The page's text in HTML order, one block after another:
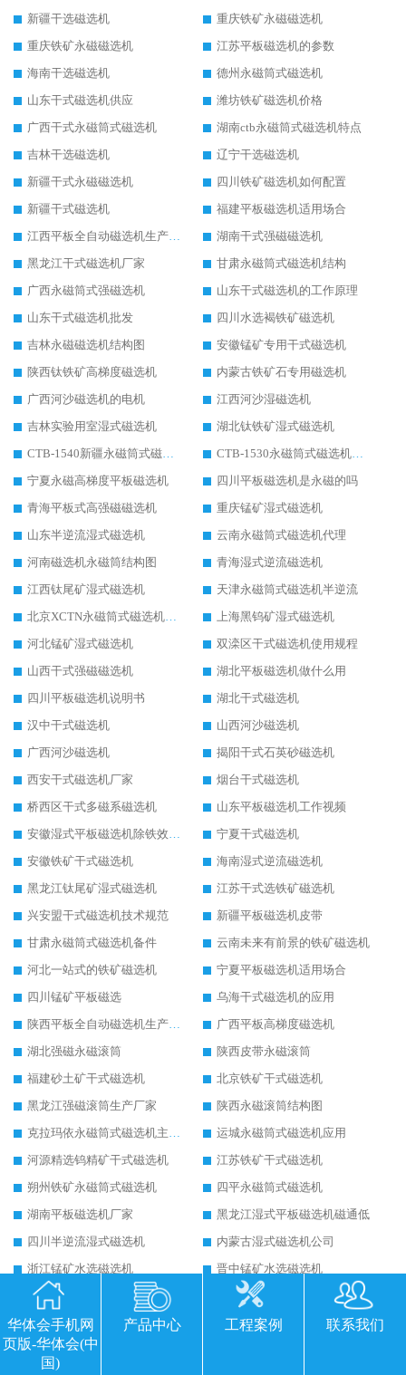
新疆干选磁选机
重庆铁矿永磁磁选机
重庆铁矿永磁磁选机
江苏平板磁选机的参数
海南干选磁选机
德州永磁筒式磁选机
山东干式磁选机供应
潍坊铁矿磁选机价格
广西干式永磁筒式磁选机
湖南ctb永磁筒式磁选机特点
吉林干选磁选机
辽宁干选磁选机
新疆干式永磁磁选机
四川铁矿磁选机如何配置
新疆干式磁选机
福建平板磁选机适用场合
江西平板全自动磁选机生产厂家
湖南干式强磁磁选机
黑龙江干式磁选机厂家
甘肃永磁筒式磁选机结构
广西永磁筒式强磁选机
山东干式磁选机的工作原理
山东干式磁选机批发
四川水选褐铁矿磁选机
吉林永磁磁选机结构图
安徽锰矿专用干式磁选机
陕西钛铁矿高梯度磁选机
内蒙古铁矿石专用磁选机
广西河沙磁选机的电机
江西河沙湿磁选机
吉林实验用室湿式磁选机
湖北钛铁矿湿式磁选机
CTB-1540新疆永磁筒式磁选机
CTB-1530永磁筒式磁选机代理商
宁夏永磁高梯度平板磁选机
四川平板磁选机是永磁的吗
青海平板式高强磁磁选机
重庆锰矿湿式磁选机
山东半逆流湿式磁选机
云南永磁筒式磁选机代理
河南磁选机永磁筒结构图
青海湿式逆流磁选机
江西钛尾矿湿式磁选机
天津永磁筒式磁选机半逆流
北京XCTN永磁筒式磁选机磁块位置
上海黑钨矿湿式磁选机
河北锰矿湿式磁选机
双滦区干式磁选机使用规程
山西干式强磁磁选机
湖北平板磁选机做什么用
四川平板磁选机说明书
湖北干式磁选机
汉中干式磁选机
山西河沙磁选机
广西河沙磁选机
揭阳干式石英砂磁选机
西安干式磁选机厂家
烟台干式磁选机
桥西区干式多磁系磁选机
山东平板磁选机工作视频
安徽湿式平板磁选机除铁效果怎么样
宁夏干式磁选机
安徽铁矿干式磁选机
海南湿式逆流磁选机
黑龙江钛尾矿湿式磁选机
江苏干式选铁矿磁选机
兴安盟干式磁选机技术规范
新疆平板磁选机皮带
甘肃永磁筒式磁选机备件
云南未来有前景的铁矿磁选机
河北一站式的铁矿磁选机
宁夏平板磁选机适用场合
四川锰矿平板磁选
乌海干式磁选机的应用
陕西平板全自动磁选机生产厂家
广西平板高梯度磁选机
湖北强磁永磁滚筒
陕西皮带永磁滚筒
福建砂土矿干式磁选机
北京铁矿干式磁选机
黑龙江强磁滚筒生产厂家
陕西永磁滚筒结构图
克拉玛依永磁筒式磁选机主要技术参数
运城永磁筒式磁选机应用
河源精选钨精矿干式磁选机
江苏铁矿干式磁选机
朔州铁矿永磁筒式磁选机
四平永磁筒式磁选机
湖南平板磁选机厂家
黑龙江湿式平板磁选机磁通低
四川半逆流湿式磁选机
内蒙古湿式磁选机公司
浙江锰矿水选磁选机
晋中锰矿水选磁选机
包头干式磁选机
江西干式强磁磁选机
四川湿式磁选机报价
广西湿式逆流磁选机
潍坊平板磁选机厂家
华体会手机网
页版-华体会(中
国)
产品中心 工程案例 联系我们